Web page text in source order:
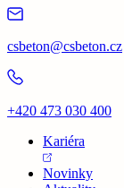
csbeton@csbeton.cz
+420 473 030 400
Kariéra
Novinky